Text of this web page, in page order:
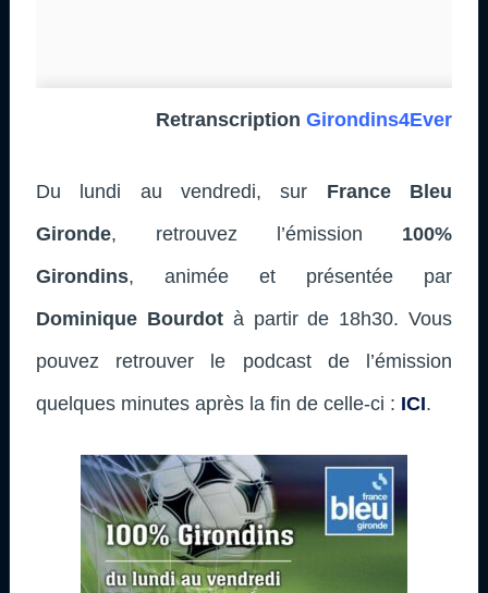
Retranscription Girondins4Ever
Du lundi au vendredi, sur
France Bleu
Gironde, retrouvez l’émission
100%
Girondins, animée et présentée par
Dominique Bourdot à partir de 18h30. Vous
pouvez retrouver le podcast de l’émission
quelques minutes après la fin de celle-ci : ICI.